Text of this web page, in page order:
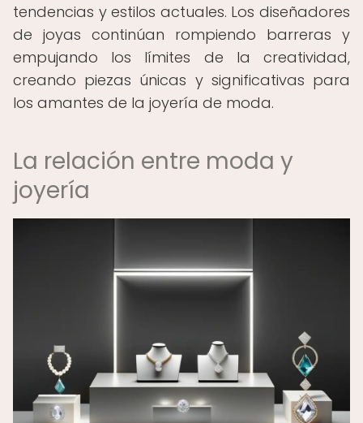
tendencias y estilos actuales. Los diseñadores
de joyas continúan rompiendo barreras y
empujando los límites de la creatividad,
creando piezas únicas y significativas para
los amantes de la joyería de moda.
La relación entre moda y
joyería